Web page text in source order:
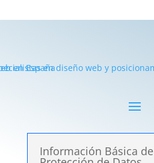
Información Básica de